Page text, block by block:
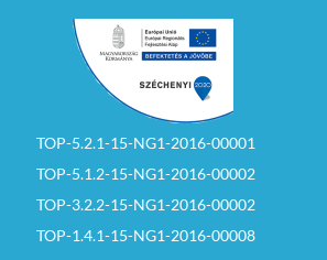
TOP-5.2.1-15-NG1-2016-00001
TOP-5.1.2-15-NG1-2016-00002
TOP-3.2.2-15-NG1-2016-00002
TOP-1.4.1-15-NG1-2016-00008